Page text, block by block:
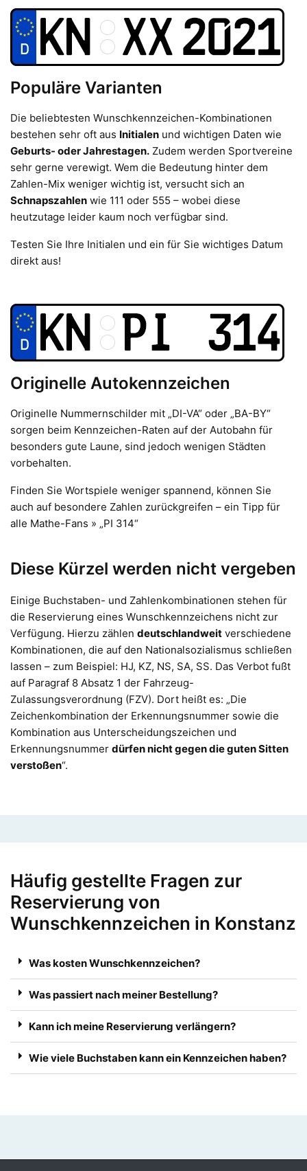
Populäre Varianten
Die beliebtesten Wunschkennzeichen-Kombinationen
bestehen sehr oft aus Initialen und wichtigen Daten wie
Geburts- oder Jahrestagen. Zudem werden Sportvereine
sehr gerne verewigt. Wem die Bedeutung hinter dem
Zahlen-Mix weniger wichtig ist, versucht sich an
Schnapszahlen wie 111 oder 555 – wobei diese
heutzutage leider kaum noch verfügbar sind.
Testen Sie Ihre Initialen und ein für Sie wichtiges Datum
direkt aus!
Originelle Autokennzeichen
Originelle Nummernschilder mit „DI-VA“ oder „BA-BY“
sorgen beim Kennzeichen-Raten auf der Autobahn für
besonders gute Laune, sind jedoch wenigen Städten
vorbehalten.
Finden Sie Wortspiele weniger spannend, können Sie
auch auf besondere Zahlen zurückgreifen – ein Tipp für
alle Mathe-Fans » „PI 314“
Diese Kürzel werden nicht vergeben
Einige Buchstaben- und Zahlenkombinationen stehen für
die Reservierung eines Wunschkennzeichens nicht zur
Verfügung. Hierzu zählen deutschlandweit verschiedene
Kombinationen, die auf den Nationalsozialismus schließen
lassen – zum Beispiel: HJ, KZ, NS, SA, SS. Das Verbot fußt
auf Paragraf 8 Absatz 1 der Fahrzeug-
Zulassungsverordnung (FZV). Dort heißt es: „Die
Zeichenkombination der Erkennungsnummer sowie die
Kombination aus Unterscheidungszeichen und
Erkennungsnummer dürfen nicht gegen die guten Sitten
verstoßen“.
Häufig gestellte Fragen zur
Reservierung von
Wunschkennzeichen in Konstanz
Was kosten Wunschkennzeichen?
Was passiert nach meiner Bestellung?
Kann ich meine Reservierung verlängern?
Wie viele Buchstaben kann ein Kennzeichen haben?